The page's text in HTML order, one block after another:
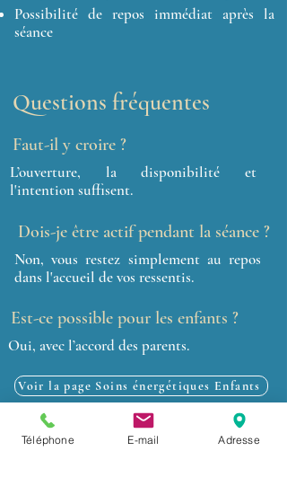
Possibilité de repos immédiat après la
séance
Questions fréquentes
Faut-il y croire ?
L’ouverture, la disponibilité et
l'intention suffisent.
Dois-je être actif pendant la séance ?
Non, vous restez simplement au repos
dans l'accueil de vos ressentis.
Est-ce possible pour les enfants ?
Oui, avec l’accord des parents.
Voir la page Soins énergétiques Enfants
Remplace-t-il un suivi médical ?
Téléphone E-mail Adresse